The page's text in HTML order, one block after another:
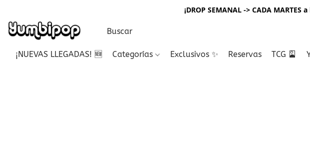
¡DROP SEMANAL -> CADA MARTES
¡NUEVAS LLEGADAS! 🆕 Categorías Exclusivos ✨ Reservas TCG 🎴